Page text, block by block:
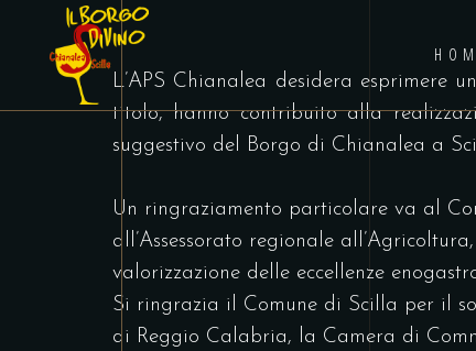
L’APS Chianalea desidera esprimere
titolo, hanno contribuito alla
suggestivo del Borgo di Chianalea a
Un ringraziamento particolare va al
all’Assessorato regionale
valorizzazione delle eccellenze
Si ringrazia il Comune di Scilla per il
di Reggio Calabria, la Camera di